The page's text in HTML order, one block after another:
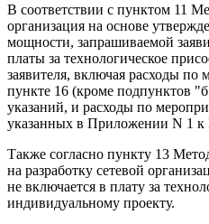
В соответствии с пунктом 11
организация на основе
мощности, запрашиваемой
платы за технологическое
заявителя, включая расходы по
пункте 16 (кроме подпунктов
указаний, и расходы по
указанных в Приложении N 1 к
Также согласно пункту 13
на разработку сетевой
не включается в плату за
индивидуальному проекту.